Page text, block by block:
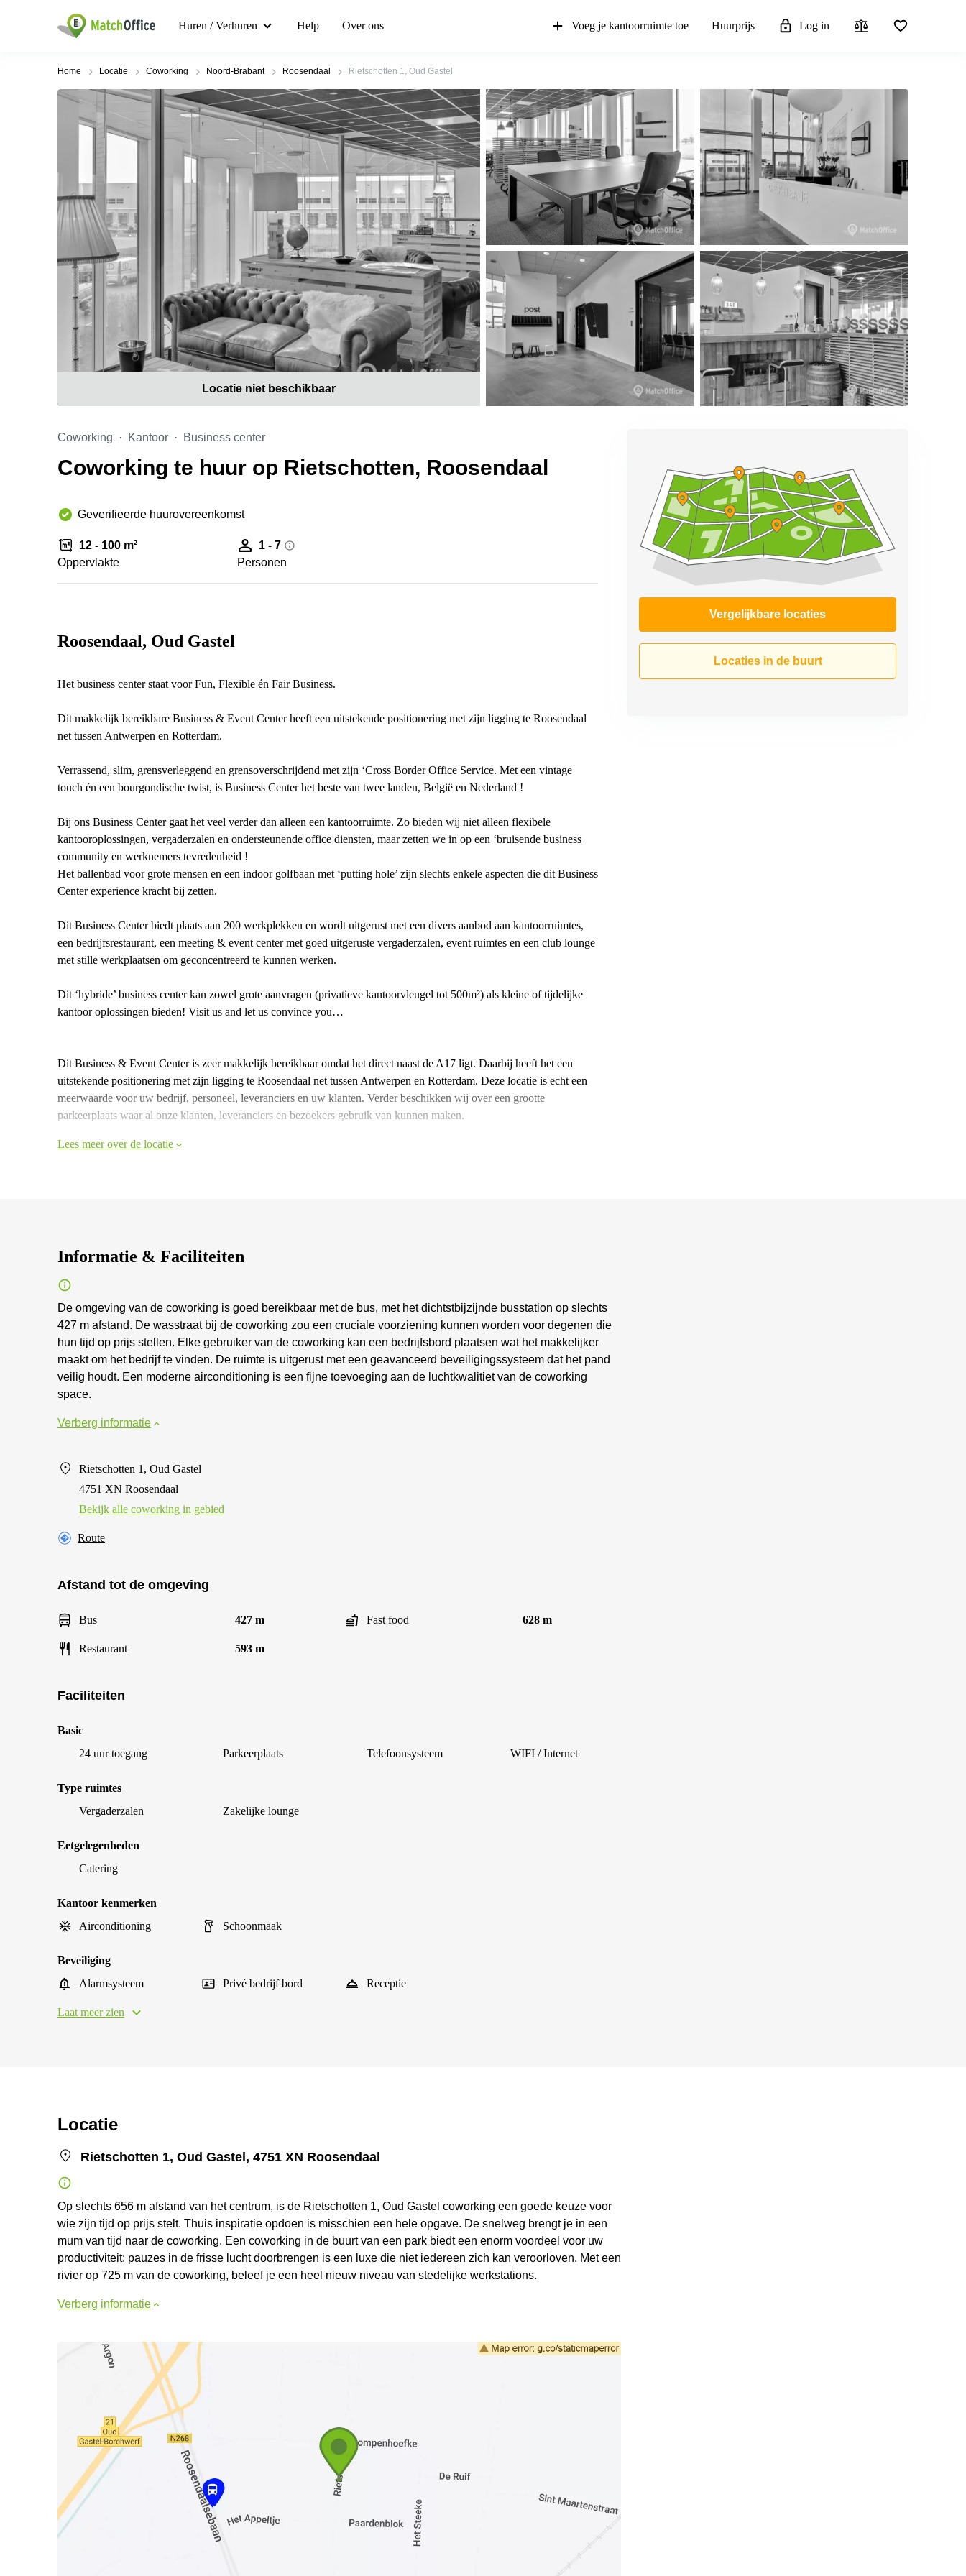
Huren / Verhuren Help Over ons Voeg je kantoorruimte toe Huurprijs Log in
Home Locatie Coworking Noord-Brabant Roosendaal Rietschotten 1, Oud Gastel
Locatie niet beschikbaar
Coworking Kantoor Business center
Coworking te huur op Rietschotten, Roosendaal
Geverifieerde huurovereenkomst
12 - 100 m²
Oppervlakte
1 - 7
Personen
Vergelijkbare locaties
Locaties in de buurt
Roosendaal, Oud Gastel
Het business center staat voor Fun, Flexible én Fair Business.
Dit makkelijk bereikbare Business & Event Center heeft een uitstekende positionering met zijn ligging te Roosendaal
net tussen Antwerpen en Rotterdam.
Verrassend, slim, grensverleggend en grensoverschrijdend met zijn ‘Cross Border Office Service. Met een vintage
touch én een bourgondische twist, is Business Center het beste van twee landen, België en Nederland !
Bij ons Business Center gaat het veel verder dan alleen een kantoorruimte. Zo bieden wij niet alleen flexibele
kantooroplossingen, vergaderzalen en ondersteunende office diensten, maar zetten we in op een ‘bruisende business
community en werknemers tevredenheid !
Het ballenbad voor grote mensen en een indoor golfbaan met ‘putting hole’ zijn slechts enkele aspecten die dit Business
Center experience kracht bij zetten.
Dit Business Center biedt plaats aan 200 werkplekken en wordt uitgerust met een divers aanbod aan kantoorruimtes,
een bedrijfsrestaurant, een meeting & event center met goed uitgeruste vergaderzalen, event ruimtes en een club lounge
met stille werkplaatsen om geconcentreerd te kunnen werken.
Dit ‘hybride’ business center kan zowel grote aanvragen (privatieve kantoorvleugel tot 500m²) als kleine of tijdelijke
kantoor oplossingen bieden! Visit us and let us convince you…
Dit Business & Event Center is zeer makkelijk bereikbaar omdat het direct naast de A17 ligt. Daarbij heeft het een
uitstekende positionering met zijn ligging te Roosendaal net tussen Antwerpen en Rotterdam. Deze locatie is echt een
meerwaarde voor uw bedrijf, personeel, leveranciers en uw klanten. Verder beschikken wij over een grootte
parkeerplaats waar al onze klanten, leveranciers en bezoekers gebruik van kunnen maken.
Lees meer over de locatie
Informatie & Faciliteiten
De omgeving van de coworking is goed bereikbaar met de bus, met het dichtstbijzijnde busstation op slechts
427 m afstand. De wasstraat bij de coworking zou een cruciale voorziening kunnen worden voor degenen die
hun tijd op prijs stellen. Elke gebruiker van de coworking kan een bedrijfsbord plaatsen wat het makkelijker
maakt om het bedrijf te vinden. De ruimte is uitgerust met een geavanceerd beveiligingssysteem dat het pand
veilig houdt. Een moderne airconditioning is een fijne toevoeging aan de luchtkwalitiet van de coworking
space.
Verberg informatie
Rietschotten 1, Oud Gastel
4751 XN Roosendaal
Bekijk alle сoworking in gebied
Route
Afstand tot de omgeving
Bus 427 m Fast food 628 m
Restaurant 593 m
Faciliteiten
Basic
24 uur toegang
Parkeerplaats Telefoonsysteem WIFI / Internet
Type ruimtes
Vergaderzalen
Zakelijke lounge
Eetgelegenheden
Catering
Kantoor kenmerken
Airconditioning
Schoonmaak
Beveiliging
Alarmsysteem
Privé bedrijf bord Receptie
Laat meer zien
Locatie
Rietschotten 1, Oud Gastel, 4751 XN Roosendaal
Op slechts 656 m afstand van het centrum, is de Rietschotten 1, Oud Gastel coworking een goede keuze voor
wie zijn tijd op prijs stelt. Thuis inspiratie opdoen is misschien een hele opgave. De snelweg brengt je in een
mum van tijd naar de coworking. Een coworking in de buurt van een park biedt een enorm voordeel voor uw
productiviteit: pauzes in de frisse lucht doorbrengen is een luxe die niet iedereen zich kan veroorloven. Met een
rivier op 725 m van de coworking, beleef je een heel nieuw niveau van stedelijke werkstations.
Verberg informatie